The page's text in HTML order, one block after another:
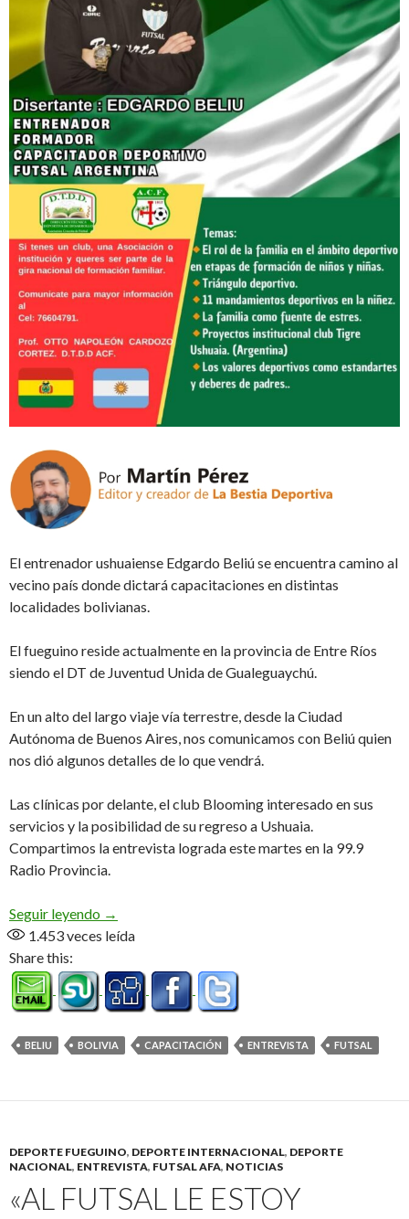
El entrenador ushuaiense Edgardo Beliú se encuentra camino al
vecino país donde dictará capacitaciones en distintas
localidades bolivianas.
El fueguino reside actualmente en la provincia de Entre Ríos
siendo el DT de Juventud Unida de Gualeguaychú.
En un alto del largo viaje vía terrestre, desde la Ciudad
Autónoma de Buenos Aires, nos comunicamos con Beliú quien
nos dió algunos detalles de lo que vendrá.
Las clínicas por delante, el club Blooming interesado en sus
servicios y la posibilidad de su regreso a Ushuaia.
Compartimos la entrevista lograda este martes en la 99.9
Radio Provincia.
Seguir leyendo Beliú rumbo a Bolivia (Audio)
→
1.453veces leída
Share this:
BELIU BOLIVIA CAPACITACIÓN ENTREVISTA FUTSAL
DEPORTE FUEGUINO, DEPORTE INTERNACIONAL, DEPORTE
NACIONAL, ENTREVISTA, FUTSAL AFA, NOTICIAS
«AL FUTSAL LE ESTOY